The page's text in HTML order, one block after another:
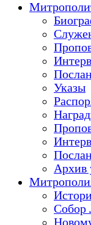
Указы
Архив
Собор